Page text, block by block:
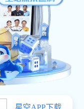
形成高压微孔或 溶解在
致铸件变形或膨胀。镁
高速湍流弥散状态下充
孔或溶解在合金中。这
形或膨胀。
的力学性能和表面质